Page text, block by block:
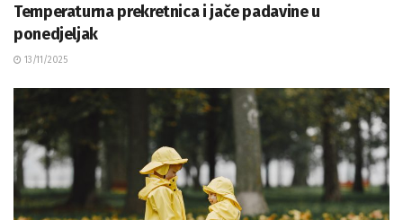
Temperaturna prekretnica i jače padavine u
ponedjeljak
13/11/2025